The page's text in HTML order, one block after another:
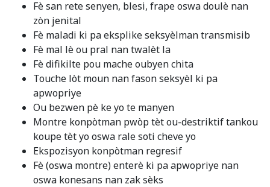
Fè san rete senyen, blesi, frape oswa doulè nan
zòn jenital
Fè maladi ki pa eksplike seksyèlman transmisib
Fè mal lè ou pral nan twalèt la
Fè difikilte pou mache oubyen chita
Touche lòt moun nan fason seksyèl ki pa
apwopriye
Ou bezwen pè ke yo te manyen
Montre konpòtman pwòp tèt ou-destriktif tankou
koupe tèt yo oswa rale soti cheve yo
Ekspozisyon konpòtman regresif
Fè (oswa montre) enterè ki pa apwopriye nan
oswa konesans nan zak sèks